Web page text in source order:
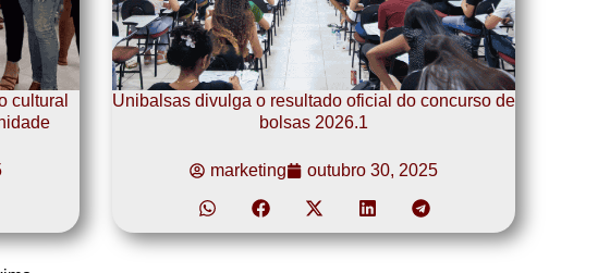
cultural
Unibalsas divulga o resultado oficial do concurso de
bolsas 2026.1
marketing outubro 30, 2025